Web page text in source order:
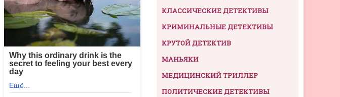
КЛАССИЧЕСКИЕ ДЕТЕКТИВЫ
КРИМИНАЛЬНЫЕ ДЕТЕКТИВЫ
КРУТОЙ ДЕТЕКТИВ
МАНЬЯКИ
МЕДИЦИНСКИЙ ТРИЛЛЕР
ПОЛИТИЧЕСКИЕ ДЕТЕКТИВЫ